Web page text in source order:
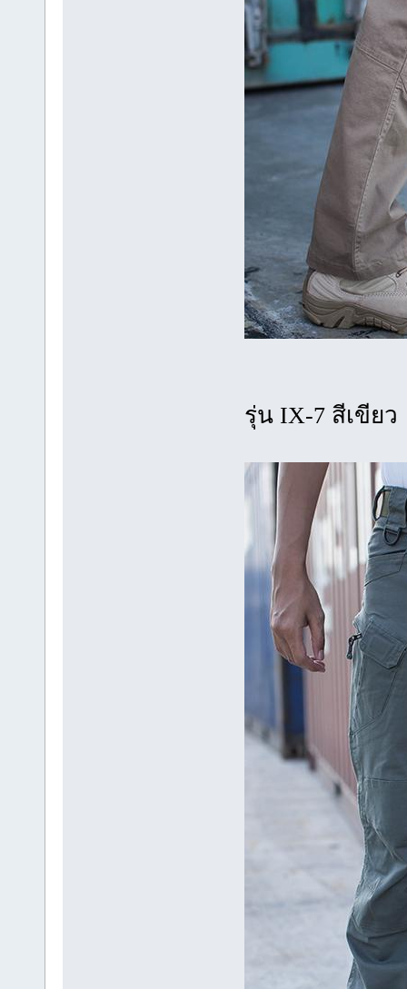
รุ่น IX-7 สีเขียว